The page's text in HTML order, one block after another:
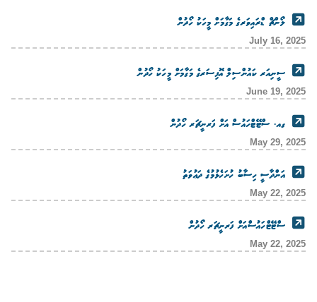
ލޯންޗް ޑްރައިވަރގެ މަގާމަށް މީހަކު ހޯދުން
July 16, 2025
ސީނިއަރ ކައުންސިލް އޮފިސަރގެ މަގާމަށް މީހަކު ހޯދުން
June 19, 2025
ގއ. ސްޓޭޓްހައުސް އަށް ފަރނީޗަރ ހޯދުން
May 29, 2025
އަންދާސީ ހިސާބު ހުށަހެޅުމުގެ ދަޢުވަތު
May 22, 2025
ސްޓޭޓްހައުސްއަށް ފަރނީޗަރ ހޯދުން
May 22, 2025